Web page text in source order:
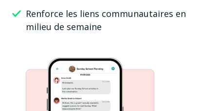
Renforce les liens communautaires en
milieu de semaine